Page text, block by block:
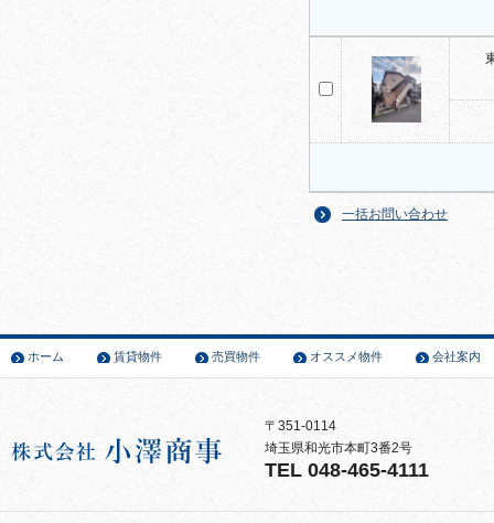
一括お問い合わせ
ホーム 賃貸物件 売買物件 オススメ物件 会社案内
〒351-0114
埼玉県和光市本町3番2号
TEL 048-465-4111